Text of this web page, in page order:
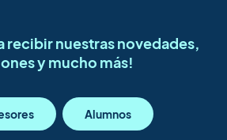
recibir nuestras novedades,
y mucho más!
Alumnos